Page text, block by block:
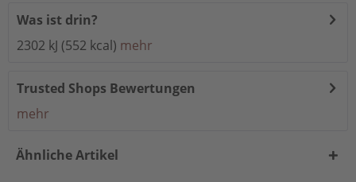
Was ist drin?
2302 kJ (552 kcal) mehr
Trusted Shops Bewertungen
mehr
Ähnliche Artikel